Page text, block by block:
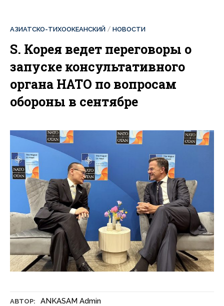
АВТОР: ANKASAM Admin
АЗИАТСКО-ТИХООКЕАНСКИЙ НОВОСТИ
S. Корея ведет переговоры о
запуске консультативного
органа НАТО по вопросам
обороны в сентябре